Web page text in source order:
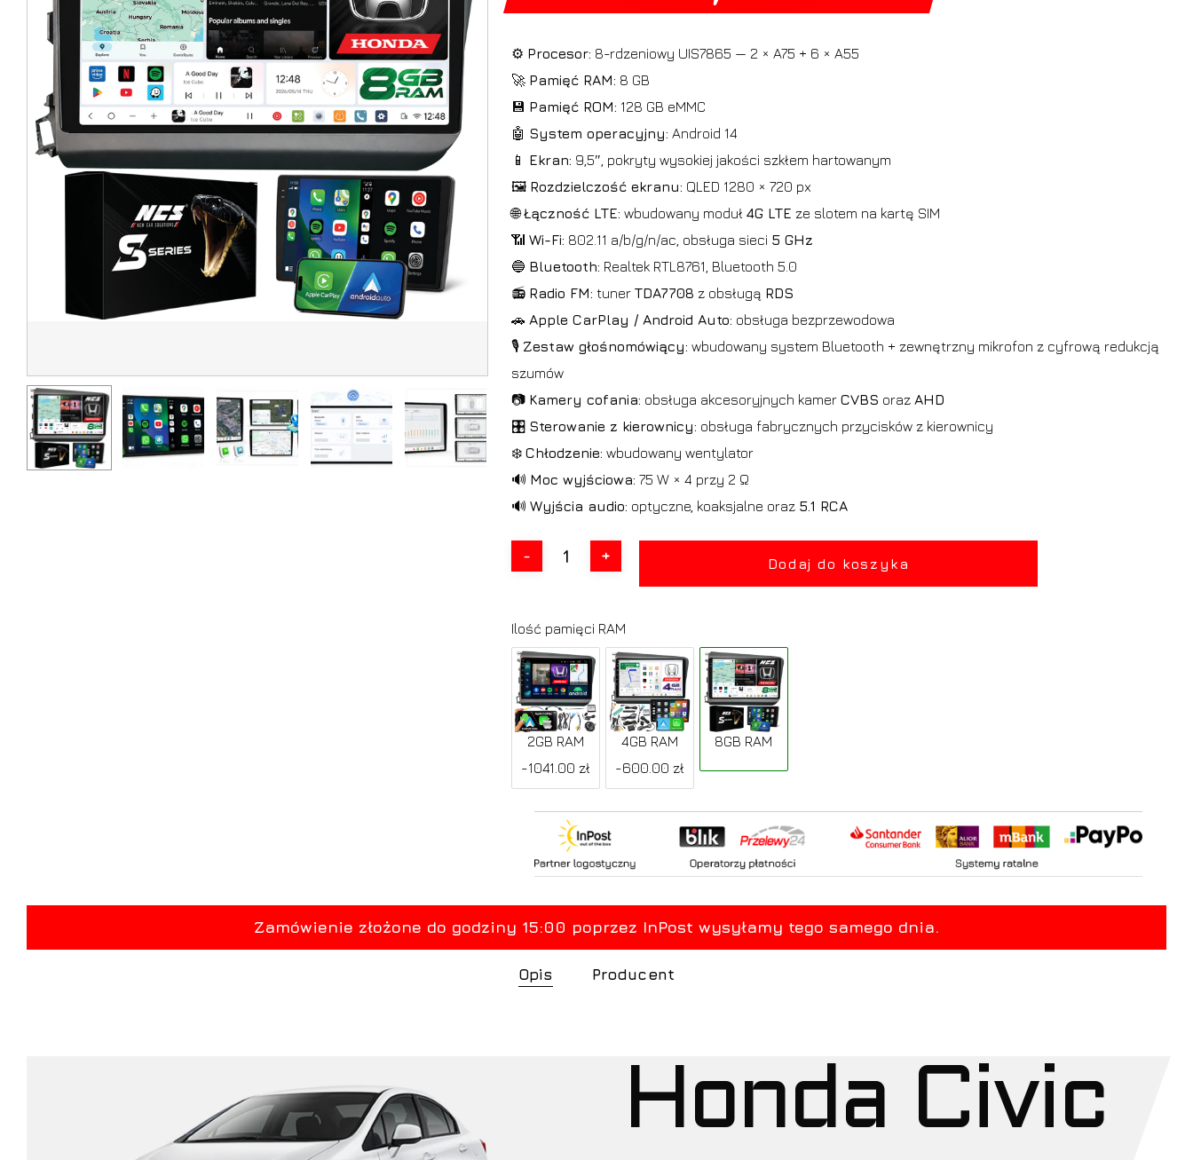
⚙️ Procesor: 8-rdzeniowy UIS7865 — 2 × A75 + 6 × A55
🚀 Pamięć RAM: 8 GB
💾 Pamięć ROM: 128 GB eMMC
🤖 System operacyjny: Android 14
📱 Ekran: 9,5″, pokryty wysokiej jakości szkłem hartowanym
🖼️ Rozdzielczość ekranu: QLED 1280 × 720 px
🌐Łączność LTE: wbudowany moduł 4G LTE ze slotem na kartę SIM
📶 Wi-Fi: 802.11 a/b/g/n/ac, obsługa sieci 5 GHz
🔵 Bluetooth: Realtek RTL8761, Bluetooth 5.0
📻 Radio FM: tuner TDA7708 z obsługą RDS
🚗 Apple CarPlay / Android Auto: obsługa bezprzewodowa
🎙️ Zestaw głośnomówiący: wbudowany system Bluetooth + zewnętrzny mikrofon z cyfrową redukcją
szumów
📷 Kamery cofania: obsługa akcesoryjnych kamer CVBS oraz AHD
🎛️ Sterowanie z kierownicy: obsługa fabrycznych przycisków z kierownicy
❄️ Chłodzenie: wbudowany wentylator
🔊 Moc wyjściowa: 75 W × 4 przy 2 Ω
🔊 Wyjścia audio: optyczne, koaksjalne oraz 5.1 RCA
Dodaj do koszyka
Ilość pamięci RAM
2GB RAM
-1041.00 zł
4GB RAM
-600.00 zł
8GB RAM
Opis Producent
Honda Civic